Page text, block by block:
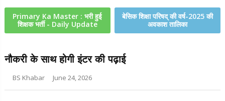
Primary Ka Master : भरी हुई
शिक्षक भर्ती - Daily Update
बेसिक शिक्षा परिषद् की वर्ष-2025 की
अवकाश तालिका
नौकरी के साथ होगी इंटर की पढ़ाई
BS Khabar June 24, 2026